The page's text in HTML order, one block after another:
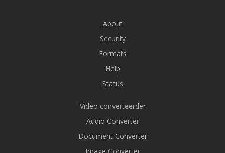
About
Security
Formats
Help
Status
Video converteerder
Audio Converter
Document Converter